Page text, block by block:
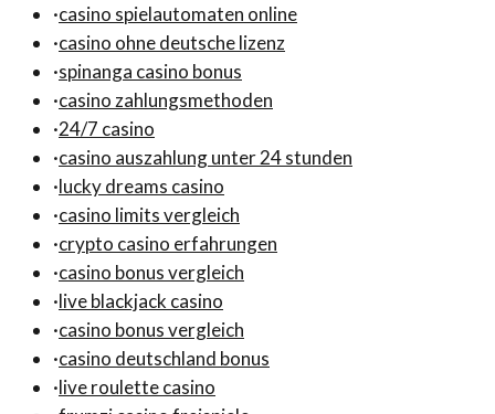
·casino spielautomaten online
·casino ohne deutsche lizenz
·spinanga casino bonus
·casino zahlungsmethoden
·24/7 casino
·casino auszahlung unter 24 stunden
·lucky dreams casino
·casino limits vergleich
·crypto casino erfahrungen
·casino bonus vergleich
·live blackjack casino
·casino bonus vergleich
·casino deutschland bonus
·live roulette casino